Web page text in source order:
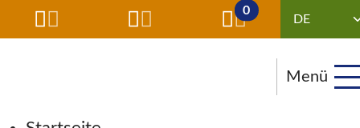
0
Menü